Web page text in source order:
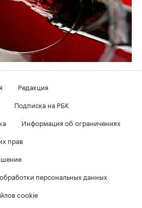
Редакция
Подписка на РБК
Информация об ограничениях
прав
персональных данных
cookie